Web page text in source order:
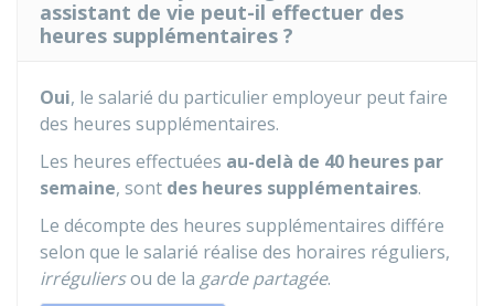
assistant de vie peut-il effectuer des
heures supplémentaires ?
Oui, le salarié du particulier employeur peut faire
des heures supplémentaires.
Les heures effectuées au-delà de 40 heures par
semaine, sont des heures supplémentaires.
Le décompte des heures supplémentaires différe
selon que le salarié réalise des horaires réguliers,
irréguliersou de la garde partagée.